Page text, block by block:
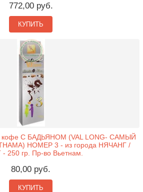
772,00 руб.
КУПИТЬ
кофе С БАДЬЯНОМ (VAL LONG- САМЫЙ
НОМЕР 3 - из города НЯЧАНГ /
250 гр. Пр-во Вьетнам.
80,00 руб.
КУПИТЬ